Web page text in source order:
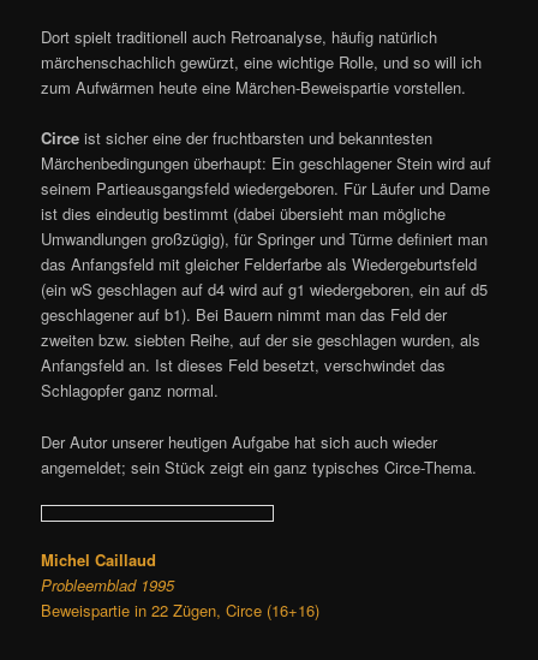
Dort spielt traditionell auch Retroanalyse, häufig natürlich
märchenschachlich gewürzt, eine wichtige Rolle, und so will ich
zum Aufwärmen heute eine Märchen-Beweispartie vorstellen.
Circe ist sicher eine der fruchtbarsten und bekanntesten
Märchenbedingungen überhaupt: Ein geschlagener Stein wird auf
seinem Partieausgangsfeld wiedergeboren. Für Läufer und Dame
ist dies eindeutig bestimmt (dabei übersieht man mögliche
Umwandlungen großzügig), für Springer und Türme definiert man
das Anfangsfeld mit gleicher Felderfarbe als Wiedergeburtsfeld
(ein wS geschlagen auf d4 wird auf g1 wiedergeboren, ein auf d5
geschlagener auf b1). Bei Bauern nimmt man das Feld der
zweiten bzw. siebten Reihe, auf der sie geschlagen wurden, als
Anfangsfeld an. Ist dieses Feld besetzt, verschwindet das
Schlagopfer ganz normal.
Der Autor unserer heutigen Aufgabe hat sich auch wieder
angemeldet; sein Stück zeigt ein ganz typisches Circe-Thema.
Michel Caillaud
Probleemblad 1995
Beweispartie in 22 Zügen, Circe (16+16)